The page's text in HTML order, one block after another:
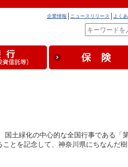
よく
ニュースリリース
企業情報
国土緑化の中心的な全国行事である「
とを記念して、神奈川県にちなんだ樹